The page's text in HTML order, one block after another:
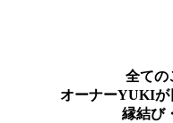
全ての
オーナーYUKIが
縁結び